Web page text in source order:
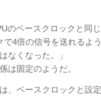
のベースクロックと同
で4倍の信号を送れるよ
なくなった。」
は固定のようだ。
、ベースクロックと設